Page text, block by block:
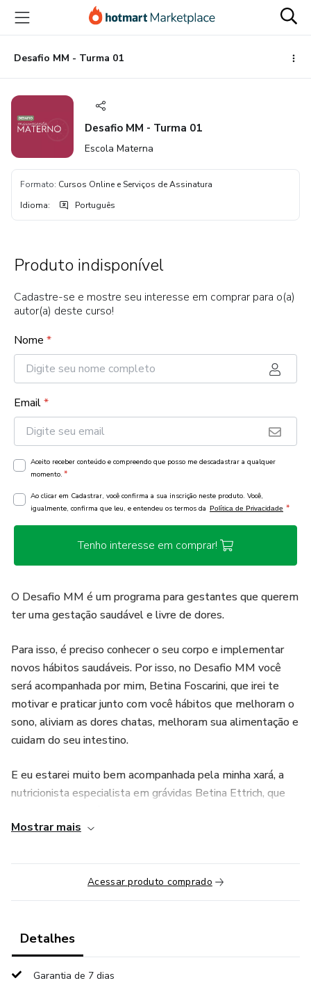
para
conteúdo
principal
para
pagamento
para
rodapé
Desafio MM - Turma 01
Desafio MM - Turma 01
Escola Materna
Formato: Cursos Online e Serviços de Assinatura
Idioma: Português
Produto indisponível
Cadastre-se e mostre seu interesse em comprar para o(a)
autor(a) deste curso!
Nome *
Email*
Aceito receber conteúdo e compreendo que posso me descadastrar a qualquer
momento. *
Ao clicar em Cadastrar, você confirma a sua inscrição neste produto. Você,
igualmente, confirma que leu, e entendeu os termos da Política de Privacidade *
Tenho interesse em comprar!
O Desafio MM é um programa para gestantes que querem
ter uma gestação saudável e livre de dores.
Para isso, é preciso conhecer o seu corpo e implementar
novos hábitos saudáveis. Por isso, no Desafio MM você
será acompanhada por mim, Betina Foscarini, que irei te
motivar e praticar junto com você hábitos que melhoram o
sono, aliviam as dores chatas, melhoram sua alimentação e
cuidam do seu intestino.
E eu estarei muito bem acompanhada pela minha xará, a
nutricionista especialista em grávidas Betina Ettrich, que
conquistarmos a gestação saudável e livre de dores que
Mostrar mais
Acessar produto comprado
Detalhes
Garantia de 7 dias